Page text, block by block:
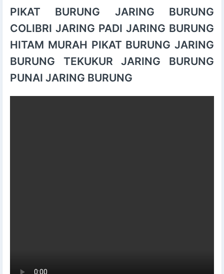
PIKAT BURUNG JARING BURUNG
COLIBRI JARING PADI JARING BURUNG
HITAM MURAH PIKAT BURUNG JARING
BURUNG TEKUKUR JARING BURUNG
PUNAI JARING BURUNG